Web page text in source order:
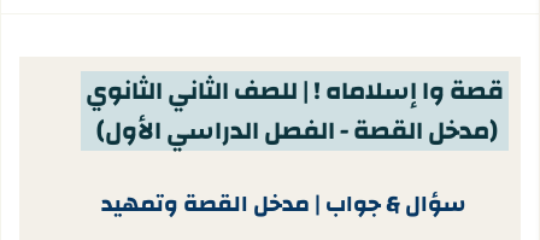
قصة وا إسلاماه ! | للصف الثاني الثانوي
(مدخل القصة - الفصل الدراسي الأول)
سؤال & جواب | مدخل القصة وتمهيد